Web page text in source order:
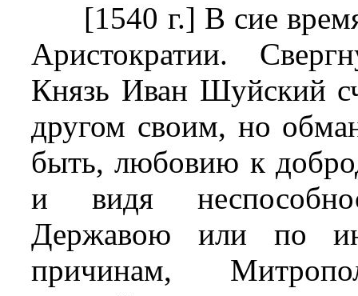
[1540 г.] В сие
Аристократии.
Князь Иван Шуйский
другом своим, но
быть, любовию к
и видя
Державою или по
причинам,